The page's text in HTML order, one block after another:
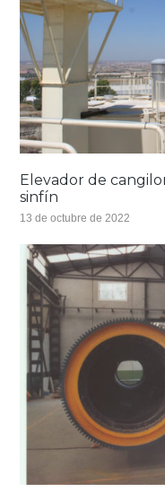
Elevador de
sinfín
13 de octubre de 2022